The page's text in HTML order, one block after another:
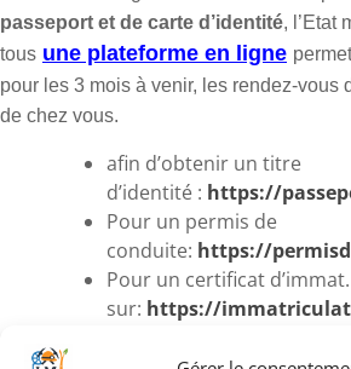
passeport et de carte d’identité, l’Etat
tous une plateforme en ligne
pour les 3 mois à venir, les rendez-vous
de chez vous.
afin d’obtenir un titre
d’identité : https://
Pour un permis de
conduite: https://
Pour un certificat
sur: https://